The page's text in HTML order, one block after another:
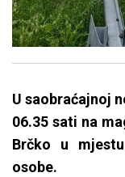
U saobraćajnoj
06.35 sati na
Brčko u
osobe.